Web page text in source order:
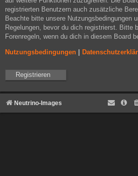
registrierten Benutzern auch zusätzliche
Beachte bitte unsere Nutzungsbedingungen
Regelungen, bevor du dich registrierst. Bitte
Forenregeln, wenn du dich in diesem Board
Nutzungsbedingungen
Registrieren
Neutrino-Images